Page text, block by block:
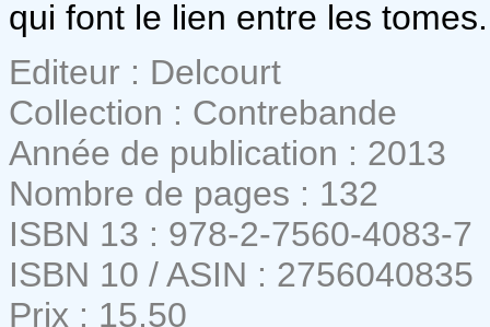
qui font le lien entre les tomes.
Editeur : Delcourt
Collection : Contrebande
Année de publication : 2013
Nombre de pages : 132
ISBN 13 : 978-2-7560-4083-7
ISBN 10 / ASIN : 2756040835
Prix : 15,50